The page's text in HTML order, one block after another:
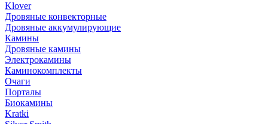
Klover
Дровяные конвекторные
Дровяные аккумулирующие
Камины
Дровяные камины
Электрокамины
Каминокомплекты
Очаги
Порталы
Биокамины
Kratki